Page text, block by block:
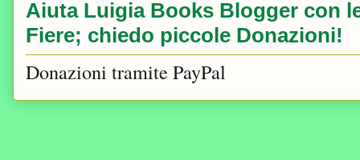
Aiuta Luigia Books Blogger con
Fiere; chiedo piccole Donazioni!
Donazioni tramite PayPal